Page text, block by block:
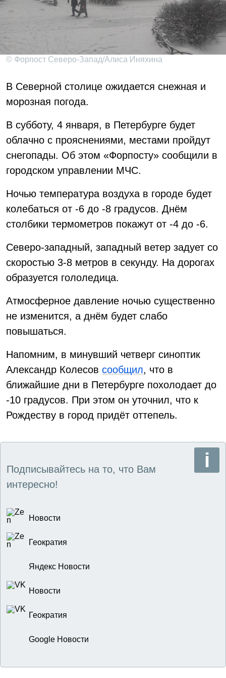
© Форпост Северо-Запад/Алиса Иняхина
В Северной столице ожидается снежная и
морозная погода.
В субботу, 4 января, в Петербурге будет
облачно с прояснениями, местами пройдут
снегопады. Об этом «Форпосту» сообщили в
городском управлении МЧС.
Ночью температура воздуха в городе будет
колебаться от -6 до -8 градусов. Днём
столбики термометров покажут от -4 до -6.
Северо-западный, западный ветер задует со
скоростью 3-8 метров в секунду. На дорогах
образуется гололедица.
Атмосферное давление ночью существенно
не изменится, а днём будет слабо
повышаться.
Напомним, в минувший четверг синоптик
Александр Колесов сообщил, что в
ближайшие дни в Петербурге похолодает до
-10 градусов. При этом он уточнил, что к
Рождеству в город придёт оттепель.
Подписывайтесь на то, что Вам
интересно!
Новости
Геократия
Яндекс Новости
Новости
Геократия
Google Новости